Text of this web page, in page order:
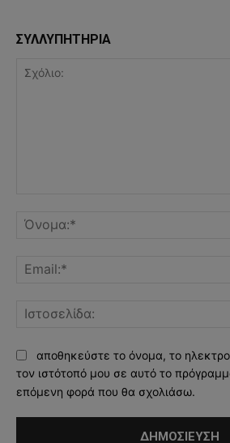
ΣΥΛΛΥΠΗΤΗΡΙΑ
αποθηκεύστε το όνομα, το
τον ιστότοπό μου σε αυτό το
επόμενη φορά που θα σχολιάσω.